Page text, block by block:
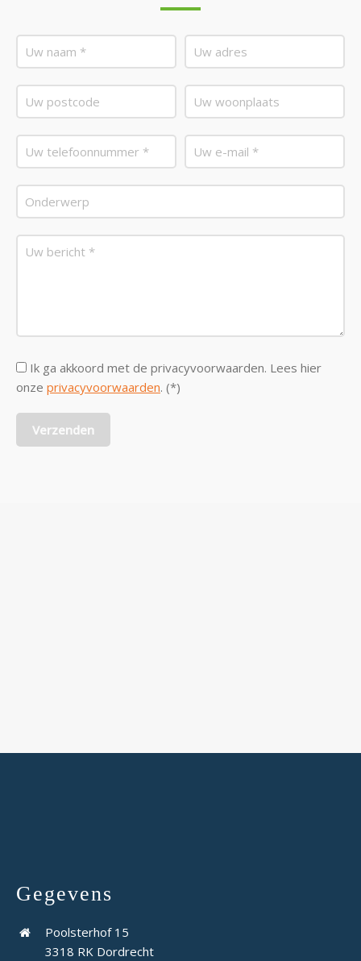
Ik ga akkoord met de privacyvoorwaarden. Lees hier
onze privacyvoorwaarden. (*)
Gegevens
Poolsterhof 15
3318 RK Dordrecht